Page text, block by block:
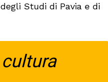
Studi di Pavia e di